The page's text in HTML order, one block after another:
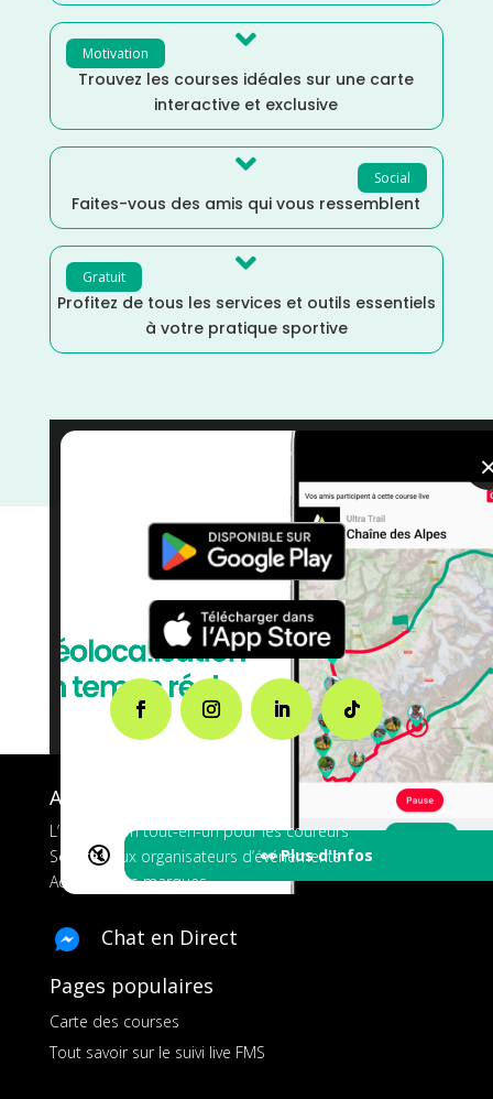
Motivation 
Trouvez les courses idéales sur une carte
interactive et exclusive
Social

Faites-vous des amis qui vous ressemblent
Gratuit 
Profitez de tous les services et outils essentiels
à votre pratique sportive
🔇 👀 Plus d'Infos
Cyclotourisme/courses
A propos de FMS
L’application tout-en-un pour les coureurs
Services aux organisateurs d’événements
Ads pour les marques
Chat en Direct
Pages populaires
Carte des courses
Tout savoir sur le suivi live FMS